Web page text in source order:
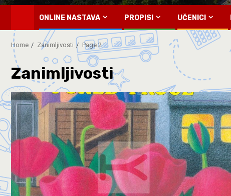
ONLINE NASTAVA PROPISI UČENICI
Home Zanimljivosti Page 2
Zanimljivosti